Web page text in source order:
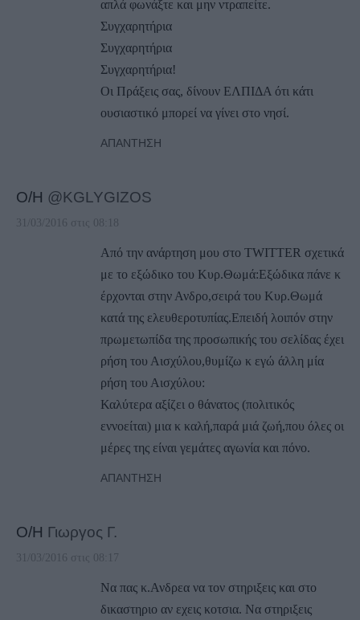
απλά φωνάξτε και μην ντραπείτε.
Συγχαρητήρια
Συγχαρητήρια
Συγχαρητήρια!
Οι Πράξεις σας, δίνουν ΕΛΠΙΔΑ ότι κάτι
ουσιαστικό μπορεί να γίνει στο νησί.
ΑΠΆΝΤΗΣΗ
Ο/Η @KGLYGIZOS
31/03/2016 στις 08:18
Από την ανάρτηση μου στο TWITTER σχετικά
με το εξώδικο του Κυρ.Θωμά:Εξώδικα πάνε κ
έρχονται στην Ανδρο,σειρά του Κυρ.Θωμά
κατά της ελευθεροτυπίας.Επειδή λοιπόν στην
πρωμετωπίδα της προσωπικής του σελίδας έχει
ρήση του Αισχύλου,θυμίζω κ εγώ άλλη μία
ρήση του Αισχύλου:
Καλύτερα αξίζει ο θάνατος (πολιτικός
εννοείται) μια κ καλή,παρά μιά ζωή,που όλες οι
μέρες της είναι γεμάτες αγωνία και πόνο.
ΑΠΆΝΤΗΣΗ
Ο/Η Γιωργος Γ.
31/03/2016 στις 08:17
Να πας κ.Ανδρεα να τον στηριξεις και στο
δικαστηριο αν εχεις κοτσια. Να στηριξεις